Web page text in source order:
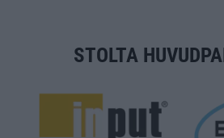
STOLTA